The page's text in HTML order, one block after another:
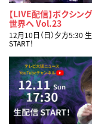
【LIVE配信】ボクシン
世界へ Vol.23
12月10日（日）夕方5:30
START！